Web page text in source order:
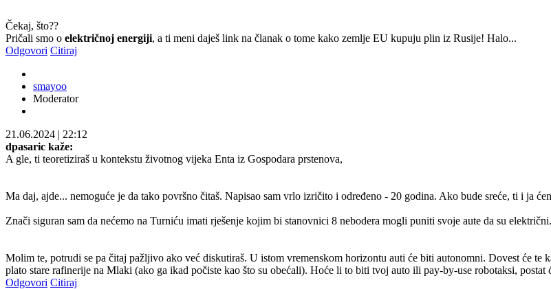
Čekaj, što??
Pričali smo o električnoj energiji, a ti meni daješ link na članak o tome kako zemlje EU kupuju plin iz Rusije! Halo...
Odgovori Citiraj
smayoo
Moderator
21.06.2024 | 22:12
dpasaric kaže:
A gle, ti teoretiziraš u kontekstu životnog vijeka Enta iz Gospodara prstenova,
Ma daj, ajde... nemoguće je da tako površno čitaš. Napisao sam vrlo izričito i određeno - 20 godina. Ako bude sreće, ti i ja
Znači siguran sam da nećemo na Turniću imati rješenje kojim bi stanovnici 8 nebodera mogli puniti svoje aute da su električni.
Molim te, potrudi se pa čitaj pažljivo ako već diskutiraš. U istom vremenskom horizontu auti će biti autonomni. Dovest će
plato stare rafinerije na Mlaki (ako ga ikad počiste kao što su obećali). Hoće li to biti tvoj auto ili pay-by-use robotaksi, postat
Odgovori Citiraj